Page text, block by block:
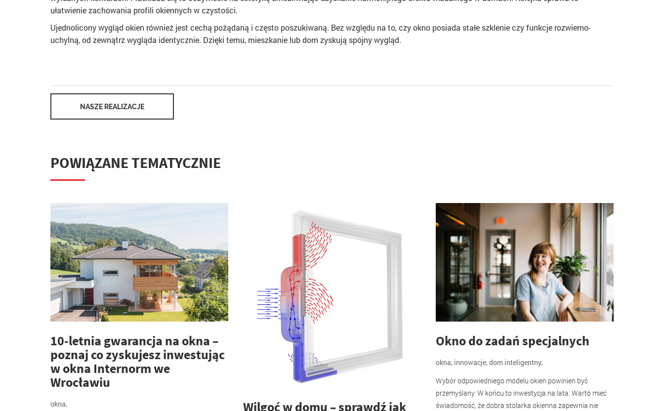
ułatwienie zachowania profili okiennych w czystości.
Ujednolicony wygląd okien również jest cechą pożądaną i często poszukiwaną. Bez względu na to, czy okno posiada stałe szklenie czy funkcje rozwierno-
uchylną, od zewnątrz wygląda identycznie. Dzięki temu, mieszkanie lub dom zyskują spójny wygląd.
NASZE REALIZACJE
POWIĄZANE TEMATYCZNIE
10-letnia gwarancja na okna –
poznaj co zyskujesz inwestując
w okna Internorm we
Wrocławiu
okna,
Wilgoć w domu – sprawdź jak
Okno do zadań specjalnych
okna, innowacje,dom inteligentny,
Wybór odpowiedniego modelu okien powinien być
przemyślany. W końcu to inwestycja na lata. Warto mieć
świadomość, że dobra stolarka okienna zapewnia nie